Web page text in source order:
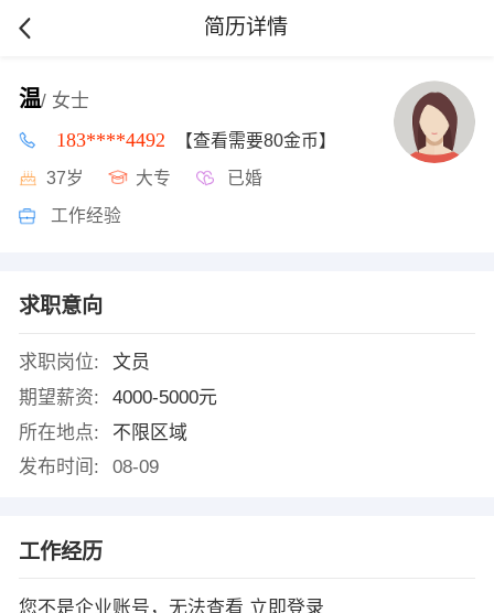
简历详情
温/ 女士
183****4492 【查看需要80金币】
37岁 大专 已婚
工作经验
求职意向
求职岗位:
文员
期望薪资:
4000-5000元
所在地点:
不限区域
发布时间:
08-09
工作经历
您不是企业账号，无法查看 立即登录